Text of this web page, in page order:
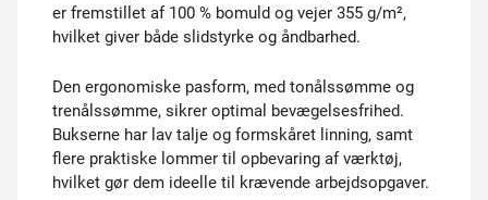
er fremstillet af 100 % bomuld og vejer 355 g/m²,
hvilket giver både slidstyrke og åndbarhed.
Den ergonomiske pasform, med tonålssømme og
trenålssømme, sikrer optimal bevægelsesfrihed.
Bukserne har lav talje og formskåret linning, samt
flere praktiske lommer til opbevaring af værktøj,
hvilket gør dem ideelle til krævende arbejdsopgaver.